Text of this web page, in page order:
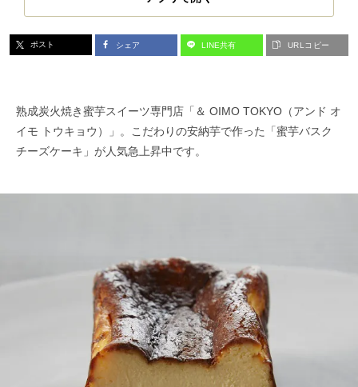
ポスト シェア LINE共有 URLコピー
熟成炭火焼き蜜芋スイーツ専門店「＆ OIMO TOKYO（アンド オ
イモ トウキョウ）」。こだわりの安納芋で作った「蜜芋バスク
チーズケーキ」が人気急上昇中です。